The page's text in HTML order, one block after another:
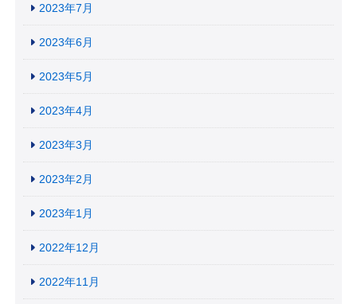
2023年7月
2023年6月
2023年5月
2023年4月
2023年3月
2023年2月
2023年1月
2022年12月
2022年11月